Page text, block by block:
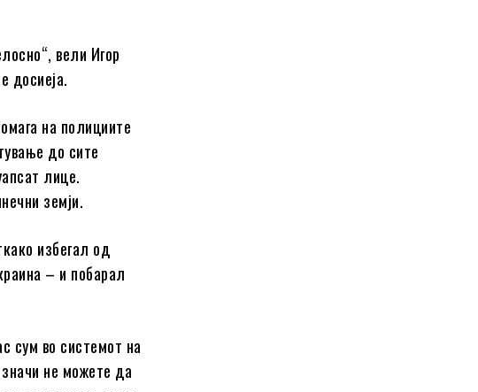
вели Игор
досиеја.
на полициите
до сите
лице.
земји.
избегал од
– и побарал
сум во системот на
не можете да